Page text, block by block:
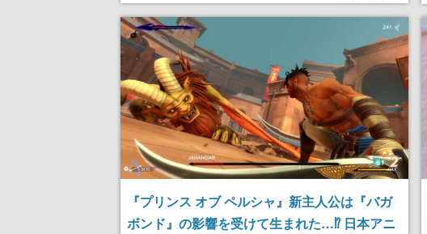
『プリンス オブ ペルシャ』新主人公は『バガ
ボンド』の影響を受けて生まれた…⁉ 日本アニ